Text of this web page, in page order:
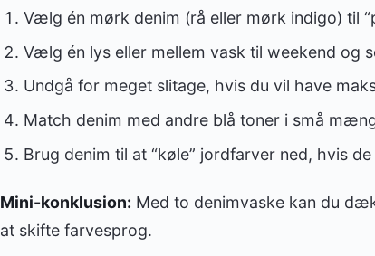
Vælg én mørk denim (rå eller mørk indigo) til
Vælg én lys eller mellem vask til weekend og
Undgå for meget slitage, hvis du vil have
Match denim med andre blå toner i små
Brug denim til at “køle” jordfarver ned, hvis
Mini-konklusion: Med to denimvaske kan du
at skifte farvesprog.